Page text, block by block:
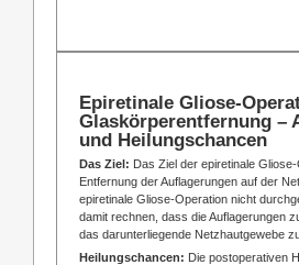
Epiretinale Gliose-
Glaskörperentfernung –
und Heilungschancen
Das Ziel: Das Ziel der epiretinale
Entfernung der Auflagerungen auf der
epiretinale Gliose-Operation nicht
damit rechnen, dass die Auflagerungen
das darunterliegende Netzhautgewebe
Heilungschancen: Die postoperativen